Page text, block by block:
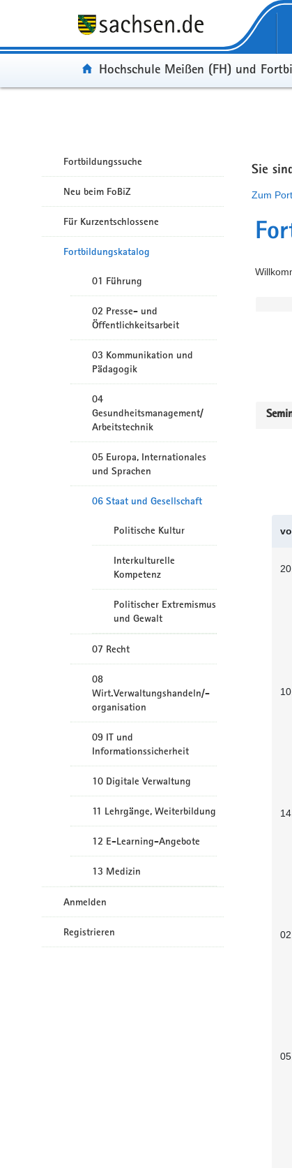
Portal:
Hochschule Meißen (FH) und
Fortbildungssuche
Neu beim FoBiZ
Für Kurzentschlossene
Fortbildungskatalog
01 Führung
02 Presse- und
Öffentlichkeitsarbeit
03 Kommunikation und
Pädagogik
04
Gesundheitsmanagement/
Arbeitstechnik
05 Europa, Internationales
und Sprachen
06 Staat und Gesellschaft
Politische Kultur
Interkulturelle
Kompetenz
Politischer Extremismus
und Gewalt
07 Recht
08
Wirt.Verwaltungshandeln/-
organisation
09 IT und
Informationssicherheit
10 Digitale Verwaltung
11 Lehrgänge, Weiterbildung
12 E-Learning-Angebote
13 Medizin
Anmelden
Registrieren
Sie
Zum